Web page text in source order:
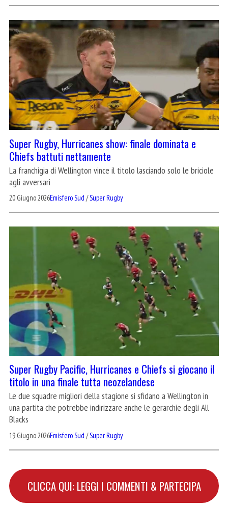
Super Rugby, Hurricanes show: finale dominata e
Chiefs battuti nettamente
La franchigia di Wellington vince il titolo lasciando solo le briciole
agli avversari
20 Giugno 2026Emisfero Sud /Super Rugby
Super Rugby Pacific, Hurricanes e Chiefs si giocano il
titolo in una finale tutta neozelandese
Le due squadre migliori della stagione si sfidano a Wellington in
una partita che potrebbe indirizzare anche le gerarchie degli All
Blacks
19 Giugno 2026Emisfero Sud /Super Rugby
CLICCA QUI: LEGGI I COMMENTI & PARTECIPA